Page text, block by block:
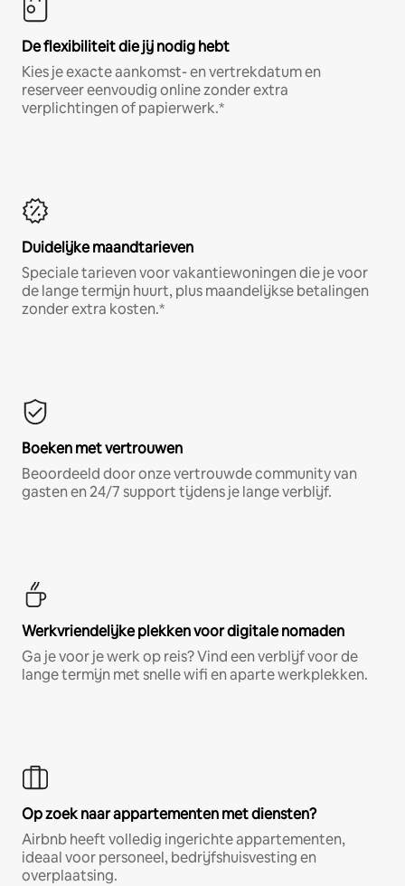
De flexibiliteit die jij nodig hebt
Kies je exacte aankomst- en vertrekdatum en
reserveer eenvoudig online zonder extra
verplichtingen of papierwerk.*
Duidelijke maandtarieven
Speciale tarieven voor vakantiewoningen die je voor
de lange termijn huurt, plus maandelijkse betalingen
zonder extra kosten.*
Boeken met vertrouwen
Beoordeeld door onze vertrouwde community van
gasten en 24/7 support tijdens je lange verblijf.
Werkvriendelijke plekken voor digitale nomaden
Ga je voor je werk op reis? Vind een verblijf voor de
lange termijn met snelle wifi en aparte werkplekken.
Op zoek naar appartementen met diensten?
Airbnb heeft volledig ingerichte appartementen,
ideaal voor personeel, bedrijfshuisvesting en
overplaatsing.